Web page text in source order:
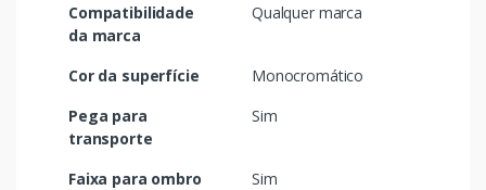
Compatibilidade
da marca
Qualquer marca
Cor da superfície
Monocromático
Pega para
transporte
Sim
Faixa para ombro
Sim